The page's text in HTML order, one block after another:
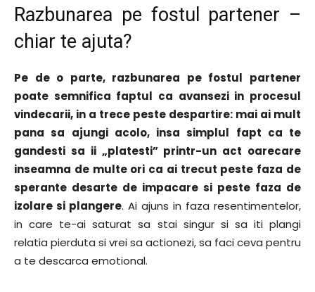
Razbunarea pe fostul partener –
chiar te ajuta?
Pe de o parte, razbunarea pe fostul partener
poate semnifica faptul ca avansezi in procesul
vindecarii, in a trece peste despartire: mai ai mult
pana sa ajungi acolo, insa simplul fapt ca te
gandesti sa ii „platesti” printr-un act oarecare
inseamna de multe ori ca ai trecut peste faza de
sperante desarte de impacare si peste faza de
izolare si plangere. Ai ajuns in faza resentimentelor,
in care te-ai saturat sa stai singur si sa iti plangi
relatia pierduta si vrei sa actionezi, sa faci ceva pentru
a te descarca emotional.